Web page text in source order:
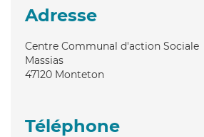
Adresse
Centre Communal d'action Sociale
Massias
47120 Monteton
Téléphone